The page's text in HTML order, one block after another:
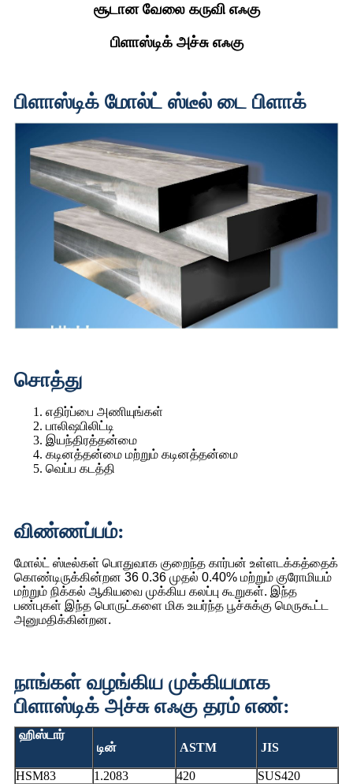
சூடான வேலை கருவி எஃகு
பிளாஸ்டிக் அச்சு எஃகு
பிளாஸ்டிக் மோல்ட் ஸ்டீல் டை பிளாக்
சொத்து
எதிர்ப்பை அணியுங்கள்
பாலிஷபிலிட்டி
இயந்திரத்தன்மை
கடினத்தன்மை மற்றும் கடினத்தன்மை
வெப்ப கடத்தி
விண்ணப்பம்:
மோல்ட் ஸ்டீல்கள் பொதுவாக குறைந்த கார்பன் உள்ளடக்கத்தைக்
கொண்டிருக்கின்றன 36 0.36 முதல் 0.40% மற்றும் குரோமியம்
மற்றும் நிக்கல் ஆகியவை முக்கிய கலப்பு கூறுகள். இந்த
பண்புகள் இந்த பொருட்களை மிக உயர்ந்த பூச்சுக்கு மெருகூட்ட
அனுமதிக்கின்றன.
நாங்கள் வழங்கிய முக்கியமாக
பிளாஸ்டிக் அச்சு எஃகு தரம் எண்:
ஹிஸ்டார்
டின்
ASTM JIS
HSM83 1.2083 420
SUS420